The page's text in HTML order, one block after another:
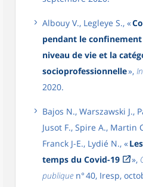
Albouy V., Legleye S., «
pendant le confinement
niveau de vie et la
socioprofessionnelle»,
2020.
Bajos N., Warszawski J.,
Jusot F., Spire A., Martin
Franck J-E., Lydié N., «
temps du Covid-19
»,
publique n° 40, Iresp,